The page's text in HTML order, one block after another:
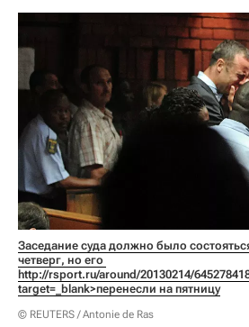
Заседание суда должно было
http://rsport.ru/around/20130214/
target=_blank>перенесли на пятницу
© REUTERS / Antonie de Ras